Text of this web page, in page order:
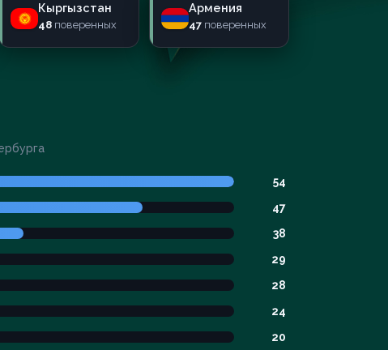
Кыргызстан
48 поверенных
Армения
47поверенных
54
47
38
29
28
24
20